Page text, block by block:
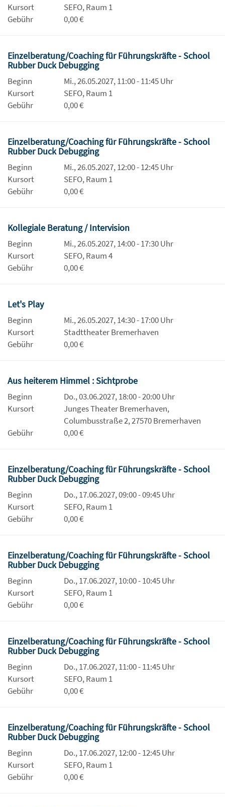
Kursort
SEFO, Raum 1
Gebühr
0,00 €
Einzelberatung/Coaching für Führungskräfte - School
Rubber Duck Debugging
Beginn
Mi., 26.05.2027, 11:00 - 11:45 Uhr
Kursort
SEFO, Raum 1
Gebühr
0,00 €
Einzelberatung/Coaching für Führungskräfte - School
Rubber Duck Debugging
Beginn
Mi., 26.05.2027, 12:00 - 12:45 Uhr
Kursort
SEFO, Raum 1
Gebühr
0,00 €
Kollegiale Beratung / Intervision
Beginn
Mi., 26.05.2027, 14:00 - 17:30 Uhr
Kursort
SEFO, Raum 4
Gebühr
0,00 €
Let's Play
Beginn
Mi., 26.05.2027, 14:30 - 17:00 Uhr
Kursort
Stadttheater Bremerhaven
Gebühr
0,00 €
Aus heiterem Himmel : Sichtprobe
Beginn
Do., 03.06.2027, 18:00 - 20:00 Uhr
Kursort
Junges Theater Bremerhaven,
Columbusstraße 2, 27570 Bremerhaven
Gebühr
0,00 €
Einzelberatung/Coaching für Führungskräfte - School
Rubber Duck Debugging
Beginn
Do., 17.06.2027, 09:00 - 09:45 Uhr
Kursort
SEFO, Raum 1
Gebühr
0,00 €
Einzelberatung/Coaching für Führungskräfte - School
Rubber Duck Debugging
Beginn
Do., 17.06.2027, 10:00 - 10:45 Uhr
Kursort
SEFO, Raum 1
Gebühr
0,00 €
Einzelberatung/Coaching für Führungskräfte - School
Rubber Duck Debugging
Beginn
Do., 17.06.2027, 11:00 - 11:45 Uhr
Kursort
SEFO, Raum 1
Gebühr
0,00 €
Einzelberatung/Coaching für Führungskräfte - School
Rubber Duck Debugging
Beginn
Do., 17.06.2027, 12:00 - 12:45 Uhr
Kursort
SEFO, Raum 1
Gebühr
0,00 €